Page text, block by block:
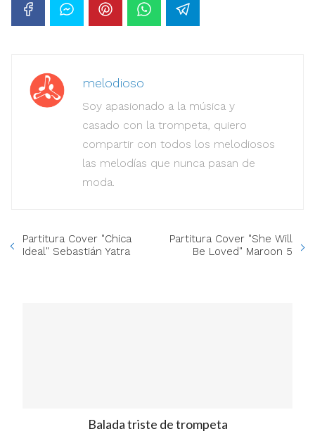
melodioso
Soy apasionado a la música y
casado con la trompeta, quiero
compartir con todos los melodiosos
las melodías que nunca pasan de
moda.
Partitura Cover "Chica
Ideal" Sebastián Yatra
Partitura Cover "She Will
Be Loved" Maroon 5
Balada triste de trompeta